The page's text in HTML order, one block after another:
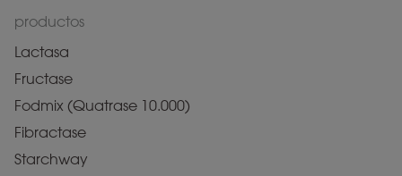
productos
Lactasa
Fructase
Fodmix (Quatrase 10.000)
Fibractase
Starchway